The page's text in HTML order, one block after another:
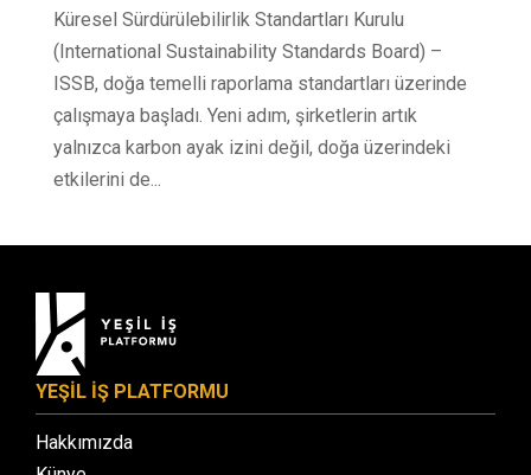
Küresel Sürdürülebilirlik Standartları Kurulu
(International Sustainability Standards Board) –
ISSB, doğa temelli raporlama standartları üzerinde
çalışmaya başladı. Yeni adım, şirketlerin artık
yalnızca karbon ayak izini değil, doğa üzerindeki
etkilerini de...
YEŞİL İŞ PLATFORMU
Hakkımızda